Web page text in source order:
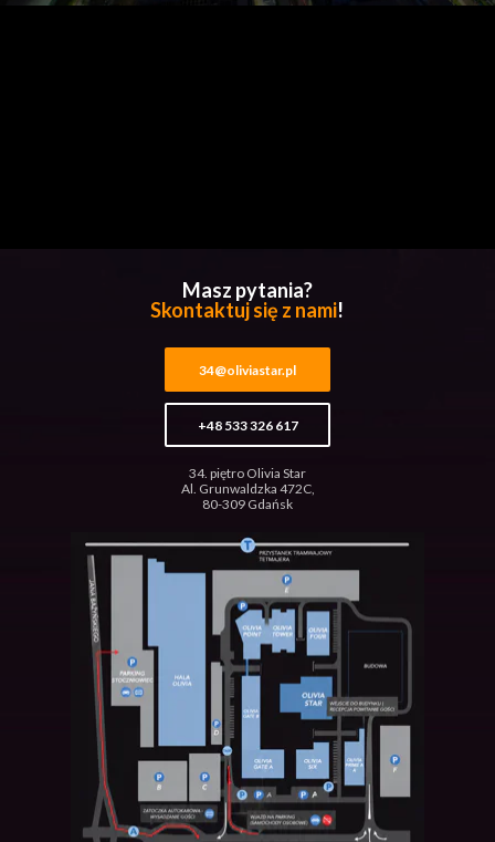
Masz pytania?
Skontaktuj się z nami!
34@oliviastar.pl
+48 533 326 617
34. piętro Olivia Star
Al. Grunwaldzka 472C,
80-309 Gdańsk